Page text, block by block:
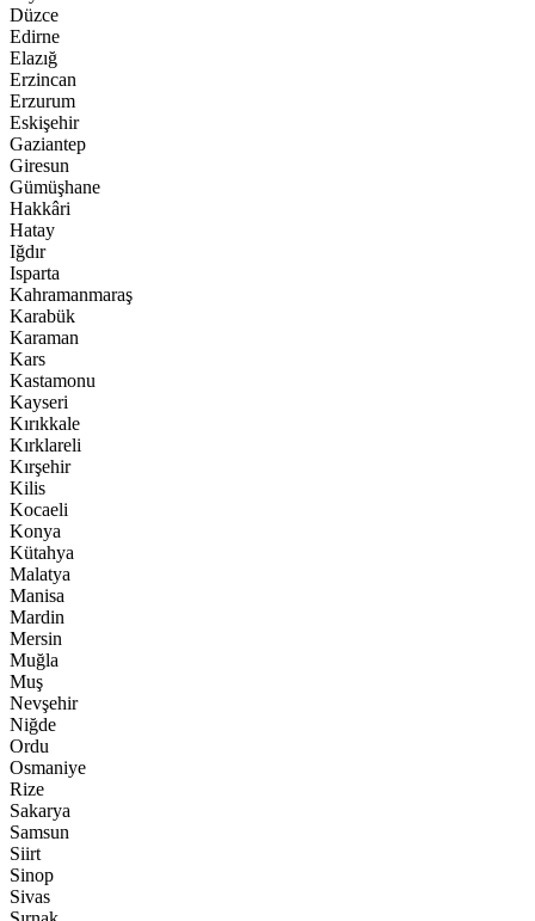
Düzce
Edirne
Elazığ
Erzincan
Erzurum
Eskişehir
Gaziantep
Giresun
Gümüşhane
Hakkâri
Hatay
Iğdır
Isparta
Kahramanmaraş
Karabük
Karaman
Kars
Kastamonu
Kayseri
Kırıkkale
Kırklareli
Kırşehir
Kilis
Kocaeli
Konya
Kütahya
Malatya
Manisa
Mardin
Mersin
Muğla
Muş
Nevşehir
Niğde
Ordu
Osmaniye
Rize
Sakarya
Samsun
Siirt
Sinop
Sivas